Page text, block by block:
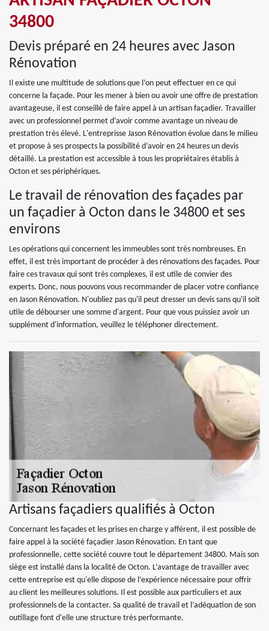
34800
Devis préparé en 24 heures avec Jason
Rénovation
Il existe une multitude de solutions que l’on peut effectuer en ce qui
concerne la façade. Pour les mener à bien ou avoir une offre de prestation
avantageuse, il est conseillé de faire appel à un artisan façadier. Travailler
avec un professionnel permet d’avoir comme avantage un niveau de
prestation très élevé. L'entreprisse Jason Rénovation évolue dans le milieu
et propose à ses prospects la possibilité d’avoir en 24 heures un devis
détaillé. La prestation est accessible à tous les propriétaires établis à
Octon et ses périphériques.
Le travail de rénovation des façades par
un façadier à Octon dans le 34800 et ses
environs
Les opérations qui concernent les immeubles sont très nombreuses. En
effet, il est très important de procéder à des rénovations des façades. Pour
faire ces travaux qui sont très complexes, il est utile de convier des
experts. Donc, nous pouvons vous recommander de placer votre confiance
en Jason Rénovation. N'oubliez pas qu'il peut dresser un devis sans qu'il soit
utile de débourser une somme d'argent. Pour que vous puissiez avoir un
supplément d'information, veuillez le téléphoner directement.
Artisans façadiers qualifiés à Octon
Concernant les façades et les prises en charge y afférent, il est possible de
faire appel à la société façadier Jason Rénovation. En tant que
professionnelle, cette société couvre tout le département 34800. Mais son
siège est installé dans la localité de Octon. L’avantage de travailler avec
cette entreprise est qu'elle dispose de l’expérience nécessaire pour offrir
au client les meilleures solutions. Il est possible aux particuliers et aux
professionnels de la contacter. Sa qualité de travail et l’adéquation de son
outillage font d'elle une structure très performante.